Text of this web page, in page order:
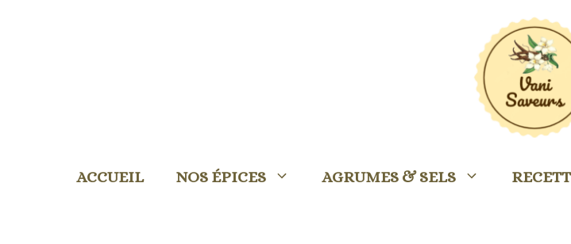
ACCUEIL NOS ÉPICES AGRUMES & SELS